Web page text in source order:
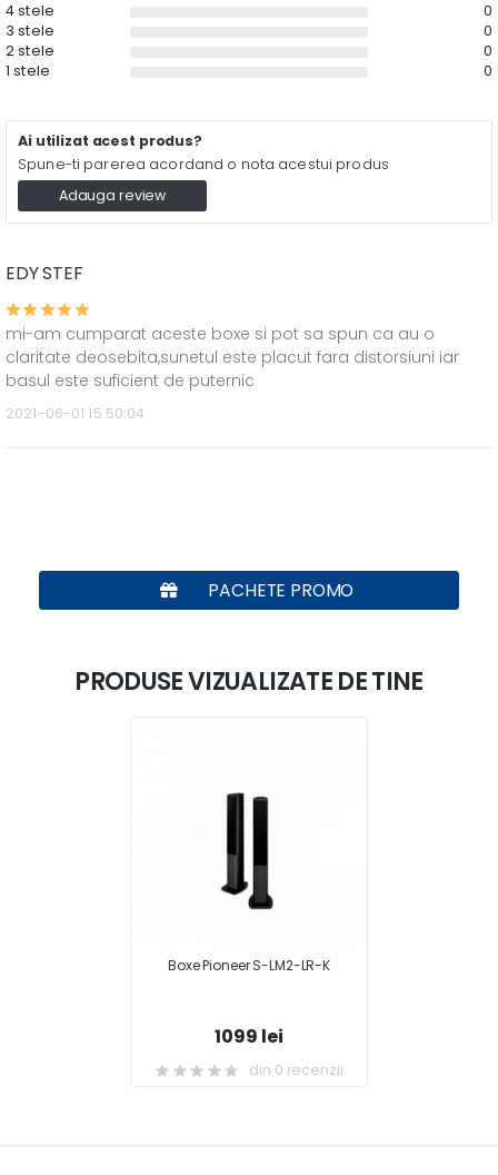
4 stele
0
3 stele
0
2 stele
0
1 stele
0
Ai utilizat acest produs?
Spune-ti parerea acordand o nota acestui produs
Adauga review
EDY STEF
mi-am cumparat aceste boxe si pot sa spun ca au o
claritate deosebita,sunetul este placut fara distorsiuni iar
basul este suficient de puternic
2021-06-01 15:50:04
PACHETE PROMO
PRODUSE VIZUALIZATE DE TINE
Boxe Pioneer S-LM2-LR-K
1099 lei
din 0 recenzii